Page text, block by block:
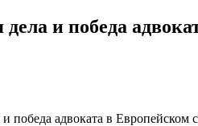
и победа
победа адвоката в